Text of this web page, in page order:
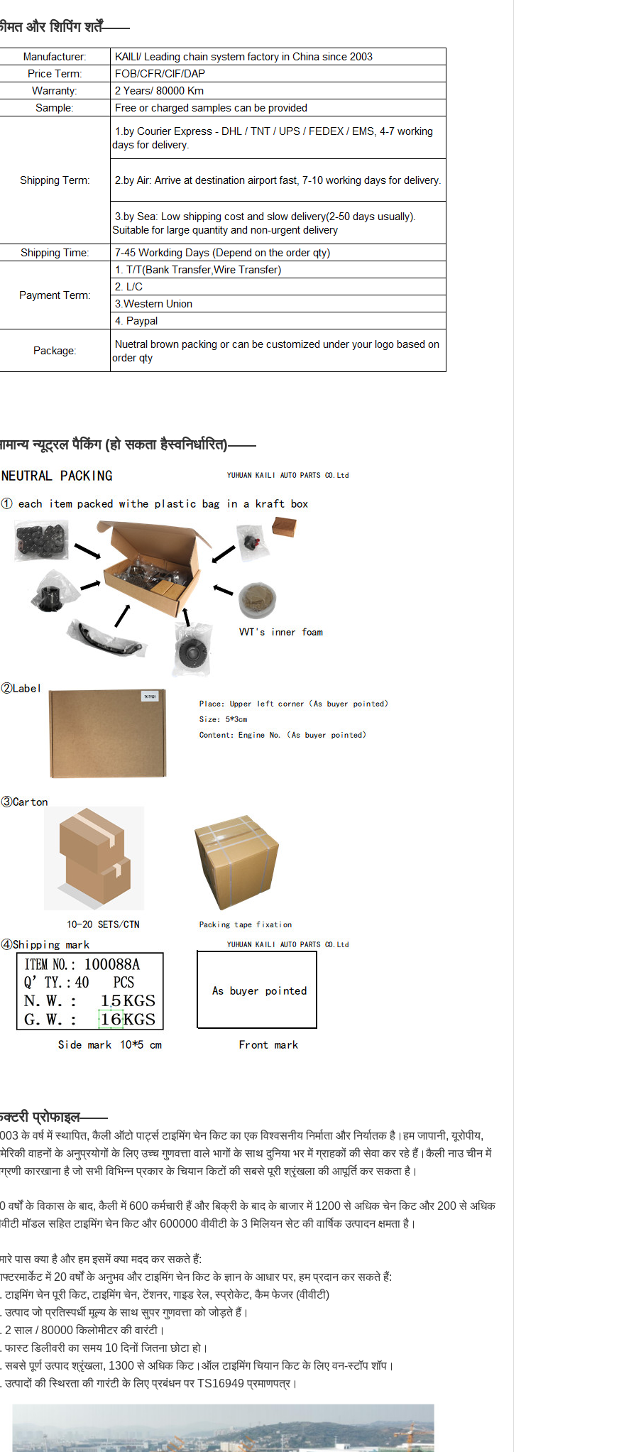
और शिपिंग शर्तें——
न्यूट्रल पैकिंग (हो सकता हैस्वनिर्धारित)——
प्रोफाइल——
के वर्ष में स्थापित, कैली ऑटो पार्ट्स टाइमिंग चेन किट का एक विश्वसनीय निर्माता और निर्यातक है।हम जापानी, यूरोपीय,
वाहनों के अनुप्रयोगों के लिए उच्च गुणवत्ता वाले भागों के साथ दुनिया भर में ग्राहकों की सेवा कर रहे हैं।कैली नाउ चीन में
कारखाना है जो सभी विभिन्न प्रकार के चियान किटों की सबसे पूरी श्रृंखला की आपूर्ति कर सकता है।
वर्षों के विकास के बाद, कैली में 600 कर्मचारी हैं और बिक्री के बाद के बाजार में 1200 से अधिक चेन किट और 200 से अधिक
मॉडल सहित टाइमिंग चेन किट और 600000 वीवीटी के 3 मिलियन सेट की वार्षिक उत्पादन क्षमता है।
पास क्या है और हम इसमें क्या मदद कर सकते हैं:
में 20 वर्षों के अनुभव और टाइमिंग चेन किट के ज्ञान के आधार पर, हम प्रदान कर सकते हैं:
टाइमिंग चेन पूरी किट, टाइमिंग चेन, टेंशनर, गाइड रेल, स्प्रोकेट, कैम फेजर (वीवीटी)
उत्पाद जो प्रतिस्पर्धी मूल्य के साथ सुपर गुणवत्ता को जोड़ते हैं।
2 साल / 80000 किलोमीटर की वारंटी।
फास्ट डिलीवरी का समय 10 दिनों जितना छोटा हो।
सबसे पूर्ण उत्पाद श्रृंखला, 1300 से अधिक किट।ऑल टाइमिंग चियान किट के लिए वन-स्टॉप शॉप।
उत्पादों की स्थिरता की गारंटी के लिए प्रबंधन पर TS16949 प्रमाणपत्र।